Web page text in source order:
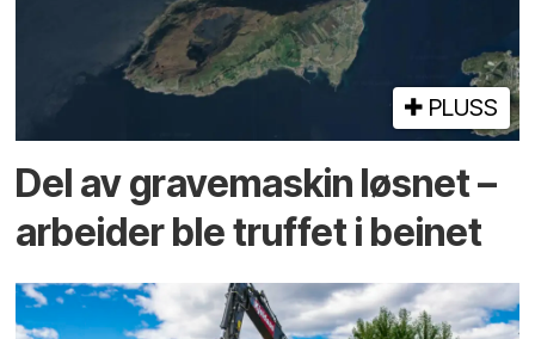
PLUSS
Del av grave­maskin løsnet –
arbeider ble truffet i beinet